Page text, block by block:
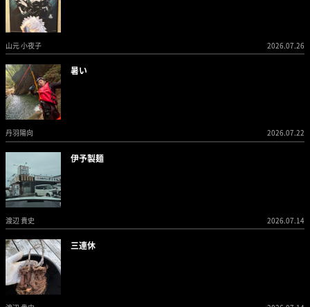
山元 小夜子 2026.07.26
暑い
丹羽陽向 2026.07.22
伊予製麺
渡辺 貴史 2026.07.14
三連休